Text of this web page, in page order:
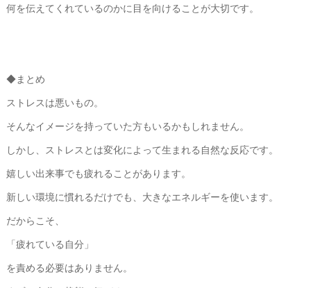
何を伝えてくれているのかに目を向けることが大切です。
◆まとめ
ストレスは悪いもの。
そんなイメージを持っていた方もいるかもしれません。
しかし、ストレスとは変化によって生まれる自然な反応です。
嬉しい出来事でも疲れることがあります。
新しい環境に慣れるだけでも、大きなエネルギーを使います。
だからこそ、
「疲れている自分」
を責める必要はありません。